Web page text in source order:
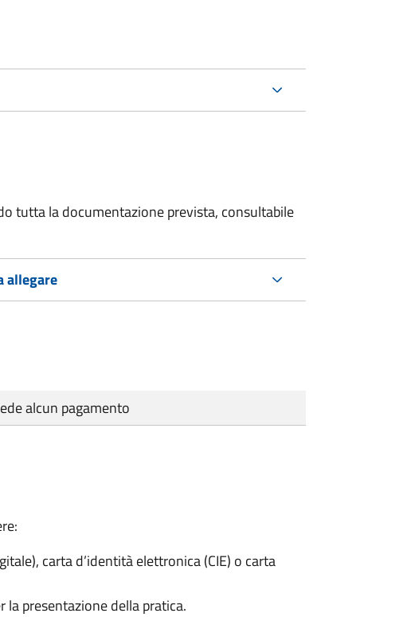
tutta la documentazione prevista, consultabile
allegare
alcun pagamento
carta d’identità elettronica (CIE) o carta
presentazione della pratica.